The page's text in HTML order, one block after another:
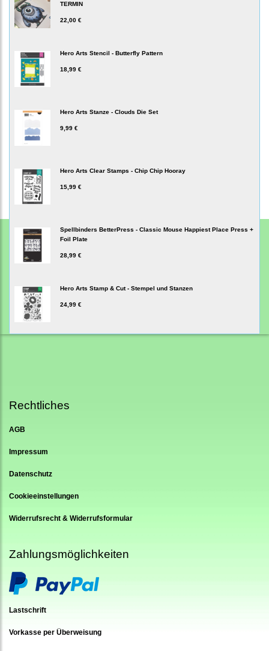
TERMIN
22,00 €
Hero Arts Stencil - Butterfly Pattern
18,99 €
Hero Arts Stanze - Clouds Die Set
9,99 €
Hero Arts Clear Stamps - Chip Chip Hooray
15,99 €
Spellbinders BetterPress - Classic Mouse Happiest Place Press +
Foil Plate
28,99 €
Hero Arts Stamp & Cut - Stempel und Stanzen
24,99 €
Rechtliches
AGB
Impressum
Datenschutz
Cookieeinstellungen
Widerrufsrecht & Widerrufsformular
Zahlungsmöglichkeiten
Lastschrift
Vorkasse per Überweisung